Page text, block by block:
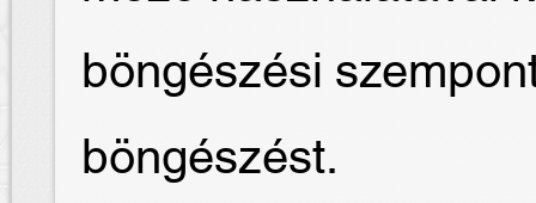
böngészési
böngészést.